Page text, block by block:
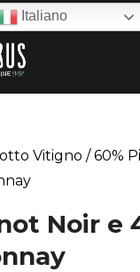
Vitigno / 60%
Noir e
Italiano